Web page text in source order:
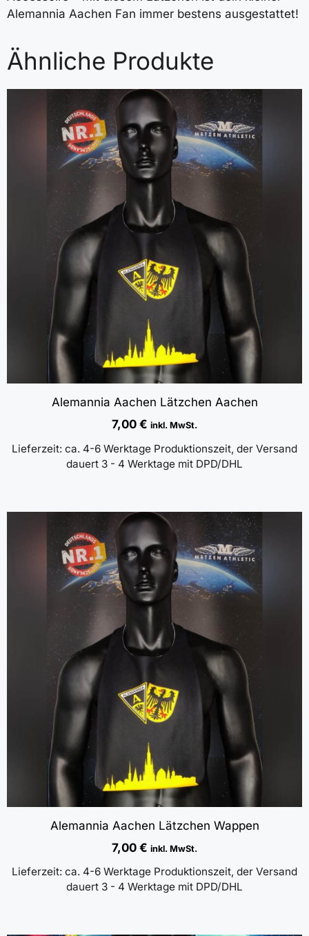
Alemannia Aachen Fan immer bestens ausgestattet!
Ähnliche Produkte
Alemannia Aachen Lätzchen Aachen
7,00 € inkl. MwSt.
Lieferzeit: ca. 4-6 Werktage Produktionszeit, der Versand
dauert 3 - 4 Werktage mit DPD/DHL
Alemannia Aachen Lätzchen Wappen
7,00 € inkl. MwSt.
Lieferzeit: ca. 4-6 Werktage Produktionszeit, der Versand
dauert 3 - 4 Werktage mit DPD/DHL